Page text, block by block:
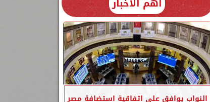
النواب يوافق على اتفاقية استضافة مصر